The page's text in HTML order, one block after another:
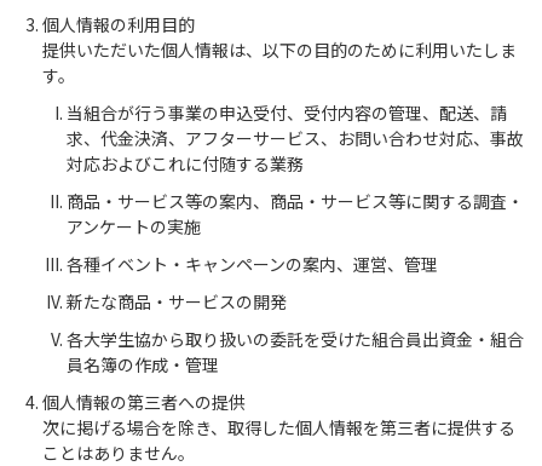
個人情報の利用目的
提供いただいた個人情報は、以下の目的のために利用いたしま
す。
当組合が行う事業の申込受付、受付内容の管理、配送、請
求、代金決済、アフターサービス、お問い合わせ対応、事故
対応およびこれに付随する業務
商品・サービス等の案内、商品・サービス等に関する調査・
アンケートの実施
各種イベント・キャンペーンの案内、運営、管理
新たな商品・サービスの開発
各大学生協から取り扱いの委託を受けた組合員出資金・組合
員名簿の作成・管理
個人情報の第三者への提供
次に掲げる場合を除き、取得した個人情報を第三者に提供する
ことはありません。